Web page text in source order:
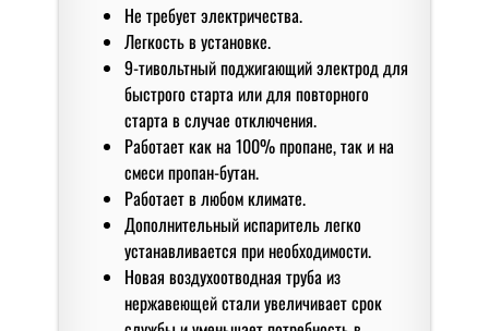
Не требует электричества.
Легкость в установке.
9-тивольтный поджигающий электрод для
быстрого старта или для повторного
старта в случае отключения.
Работает как на 100% пропане, так и на
смеси пропан-бутан.
Работает в любом климате.
Дополнительный испаритель легко
устанавливается при необходимости.
Новая воздухоотводная труба из
нержавеющей стали увеличивает срок